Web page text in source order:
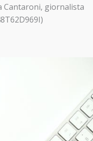
Cantaroni, giornalista